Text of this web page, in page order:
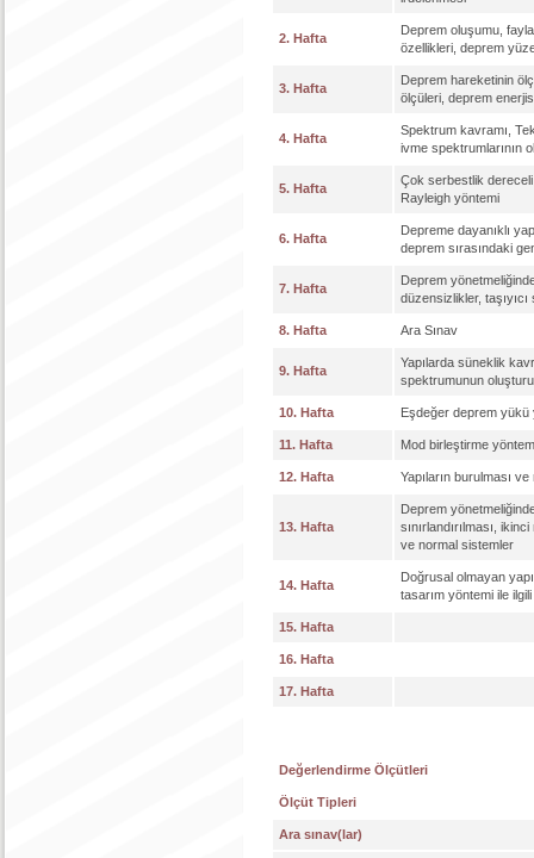
2. Hafta
Deprem oluşumu,
özellikleri, deprem
3. Hafta
Deprem hareketinin
ölçüleri, deprem
4. Hafta
Spektrum kavramı,
ivme spektrumlarının
5. Hafta
Çok serbestlik dereceli
Rayleigh yöntemi
6. Hafta
Depreme dayanıklı
deprem sırasındaki
7. Hafta
Deprem
düzensizlikler,
8. Hafta Ara Sınav
9. Hafta
Yapılarda süneklik
spektrumunun
10. Hafta Eşdeğer deprem yükü
11. Hafta Mod birleştirme
12. Hafta Yapıların burulması
13. Hafta
Deprem
sınırlandırılması,
ve normal sistemler
14. Hafta
Doğrusal olmayan
tasarım yöntemi ile
15. Hafta
16. Hafta
17. Hafta
Değerlendirme Ölçütleri
Ölçüt Tipleri
Ara sınav(lar)